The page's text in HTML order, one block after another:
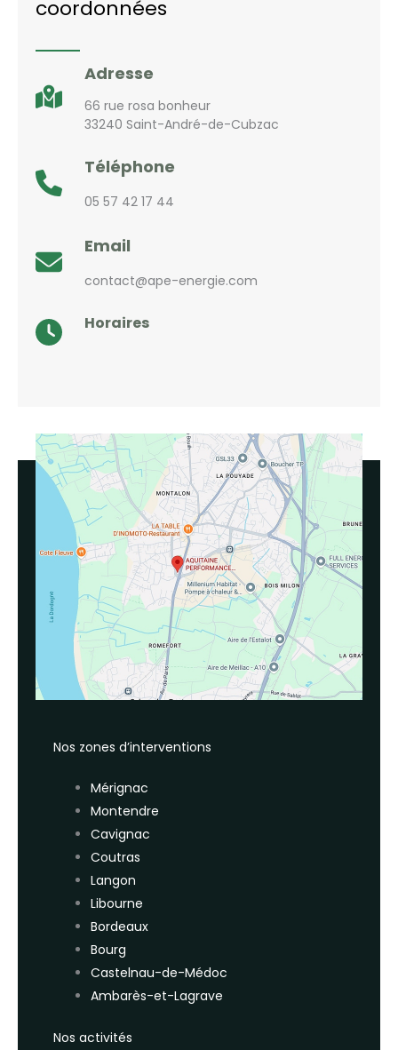
coordonnées
Adresse
66 rue rosa bonheur
33240 Saint-André-de-Cubzac
Téléphone
05 57 42 17 44
Email
contact@ape-energie.com
Horaires
Nos zones d’interventions
Mérignac
Montendre
Cavignac
Coutras
Langon
Libourne
Bordeaux
Bourg
Castelnau-de-Médoc
Ambarès-et-Lagrave
Nos activités